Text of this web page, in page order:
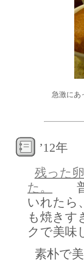
急激にあ
’12年
残った
た。
普
いれた
も焼き
クで美味
素朴で